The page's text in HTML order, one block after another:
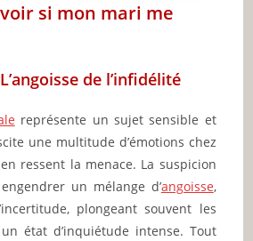
si mon mari me
de l’infidélité
représente un sujet sensible et
une multitude d’émotions chez
ressent la menace. La suspicion
un mélange d’angoisse,
plongeant souvent les
état d’inquiétude intense. Tout